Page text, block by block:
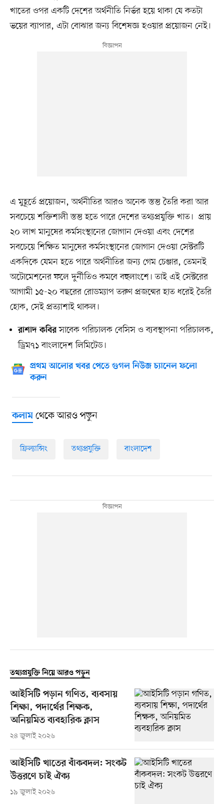
খাতের ওপর একটি দেশের অর্থনীতি নির্ভর হয়ে থাকা যে কতটা
ভয়ের ব্যাপার, এটা বোঝার জন্য বিশেষজ্ঞ হওয়ার প্রয়োজন নেই।
এ মুহূর্তে প্রয়োজন, অর্থনীতির আরও অনেক স্তম্ভ তৈরি করা আর
সবচেয়ে শক্তিশালী স্তম্ভ হতে পারে দেশের তথ্যপ্রযুক্তি খাত। প্রায়
২০ লাখ মানুষের কর্মসংস্থানের জোগান দেওয়া এবং দেশের
সবচেয়ে শিক্ষিত মানুষের কর্মসংস্থানের জোগান দেওয়া সেক্টরটি
একদিকে যেমন হতে পারে অর্থনীতির জন্য গেম চেঞ্জার, তেমনই
অটোমেশনের ফলে দুর্নীতিও কমবে বহুলাংশে। তাই এই সেক্টরের
আগামী ১৫-২০ বছরের রোডম্যাপ তরুণ প্রজন্মের হাত ধরেই তৈরি
হোক, সেই প্রত্যাশাই থাকল।
রাশাদ কবিরসাবেক পরিচালক বেসিস ও ব্যবস্থাপনা পরিচালক,
ড্রিম৭১ বাংলাদেশ লিমিটেড।
প্রথম আলোর খবর পেতে গুগল নিউজ চ্যানেল ফলো
করুন
কলামথেকে আরও পড়ুন
ফ্রিল্যান্সিং তথ্যপ্রযুক্তি বাংলাদেশ
তথ্যপ্রযুক্তি নিয়ে আরও পড়ুন
আইসিটি পড়ান গণিত, ব্যবসায়
শিক্ষা, পদার্থের শিক্ষক,
অনিয়মিত ব্যবহারিক ক্লাস
২৪ জুলাই ২০২৬
আইসিটি খাতের বাঁকবদল: সংকট
উত্তরণে চাই ঐক্য
১৯ জুলাই ২০২৬